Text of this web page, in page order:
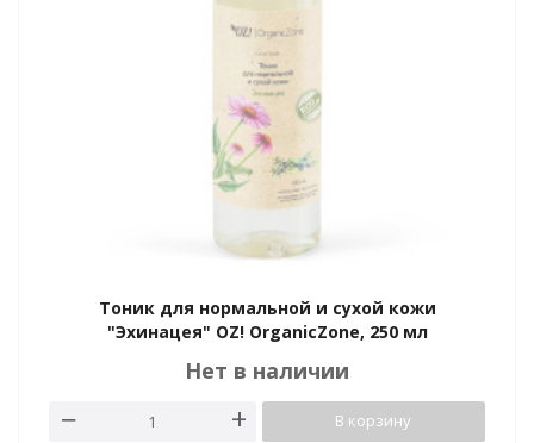
Тоник для нормальной и сухой кожи
"Эхинацея" OZ! OrganicZone, 250 мл
Нет в наличии
В корзину